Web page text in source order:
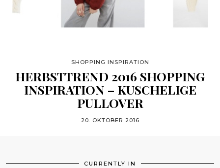
SHOPPING INSPIRATION
HERBSTTREND 2016 SHOPPING
INSPIRATION – KUSCHELIGE
PULLOVER
20. OKTOBER 2016
CURRENTLY IN